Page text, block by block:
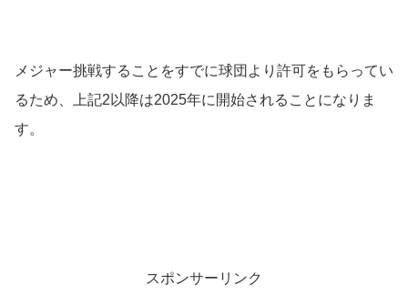
メジャー挑戦することをすでに球団より許可をもらってい
るため、上記2以降は2025年に開始されることになりま
す。
スポンサーリンク